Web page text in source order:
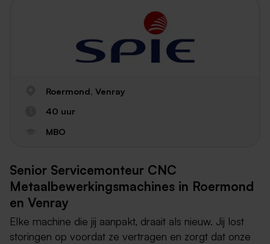
Roermond, Venray
40 uur
MBO
Senior Servicemonteur CNC
Metaalbewerkingsmachines in Roermond
en Venray
Elke machine die jij aanpakt, draait als nieuw. Jij lost
storingen op voordat ze vertragen en zorgt dat onze